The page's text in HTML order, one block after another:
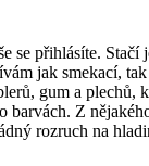
se přihlásíte.
jak smekací,
gum a plechů,
barvách. Z
rozruch na